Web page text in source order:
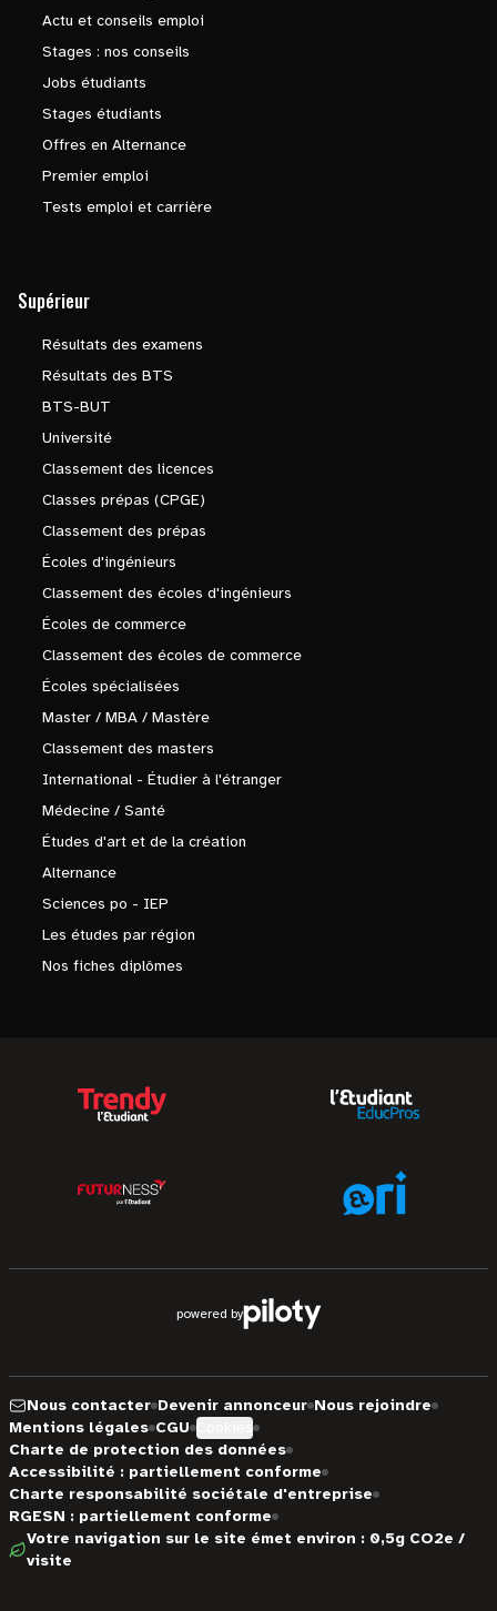
Actu et conseils emploi
Stages : nos conseils
Jobs étudiants
Stages étudiants
Offres en Alternance
Premier emploi
Tests emploi et carrière
Supérieur
Résultats des examens
Résultats des BTS
BTS-BUT
Université
Classement des licences
Classes prépas (CPGE)
Classement des prépas
Écoles d'ingénieurs
Classement des écoles d'ingénieurs
Écoles de commerce
Classement des écoles de commerce
Écoles spécialisées
Master / MBA / Mastère
Classement des masters
International - Étudier à l'étranger
Médecine / Santé
Études d'art et de la création
Alternance
Sciences po - IEP
Les études par région
Nos fiches diplômes
powered by
Nous contacter Devenir annonceur Nous rejoindre
Mentions légales CGU
Charte de protection des données
Accessibilité : partiellement conforme
Charte responsabilité sociétale d'entreprise
RGESN : partiellement conforme
Votre navigation sur le site émet environ : 0,5g CO2e /
visite